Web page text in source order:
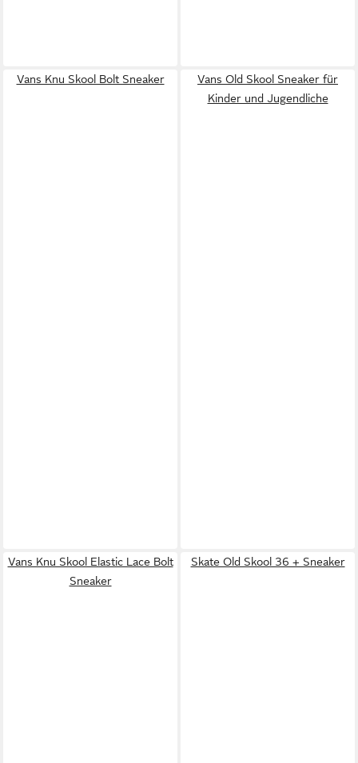
Vans Knu Skool Bolt Sneaker
Vans Old Skool Sneaker für
Kinder und Jugendliche
Vans Knu Skool Elastic Lace Bolt
Sneaker
Skate Old Skool 36 + Sneaker